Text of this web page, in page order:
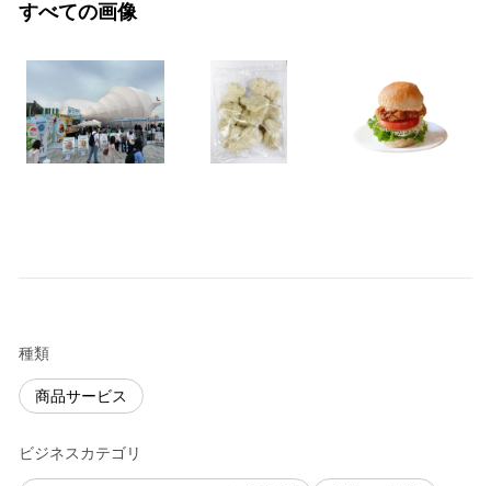
すべての画像
種類
商品サービス
ビジネスカテゴリ